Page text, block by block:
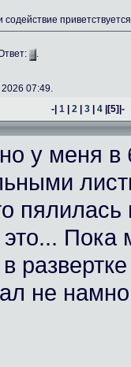
.
07:49.
-|1 |2 |3 |4 |[5]|-
у меня в
пялилась
Пока
не